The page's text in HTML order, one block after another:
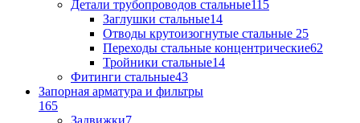
Детали трубопроводов стальные115
Заглушки стальные14
Отводы крутоизогнутые стальные 25
Переходы стальные концентрические62
Тройники стальные14
Фитинги стальные43
Запорная арматура и фильтры
165